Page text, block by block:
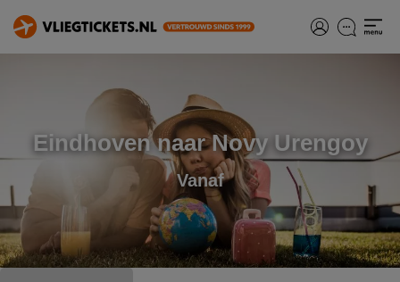
Eindhoven naar Novy Urengoy
Vanaf